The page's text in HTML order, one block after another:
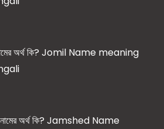
অর্থ কি? Jomil Name meaning
অর্থ কি? Jamshed Name